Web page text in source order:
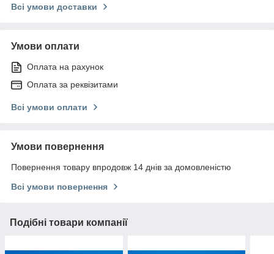
Всі умови доставки
Умови оплати
Оплата на рахунок
Оплата за реквізитами
Всі умови оплати
Умови повернення
Повернення товару впродовж 14 днів за домовленістю
Всі умови повернення
Подібні товари компанії